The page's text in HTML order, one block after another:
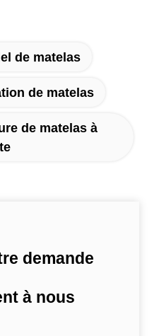
de matelas
de matelas
de matelas à
demande
à nous